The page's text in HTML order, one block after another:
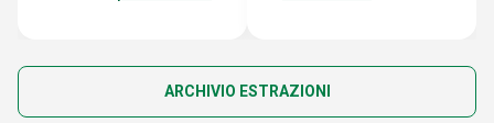
ARCHIVIO ESTRAZIONI